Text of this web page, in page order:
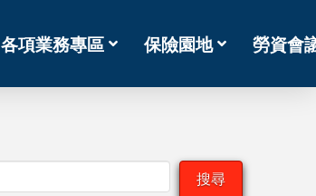
各項業務專區 保險園地 勞資會
搜尋